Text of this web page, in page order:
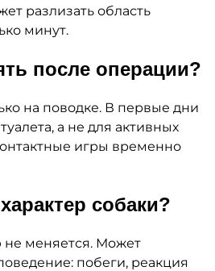
разлизать область
минут.
после операции?
на поводке. В первые дни
а не для активных
игры временно
собаки?
не меняется. Может
побеги, реакция